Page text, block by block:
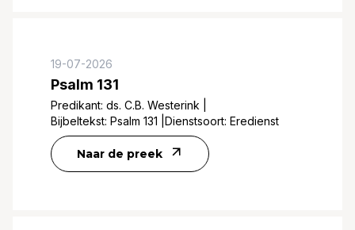
19-07-2026
Psalm 131
Predikant: ds. C.B. Westerink
Bijbeltekst: Psalm 131 Dienstsoort: Eredienst
Naar de preek